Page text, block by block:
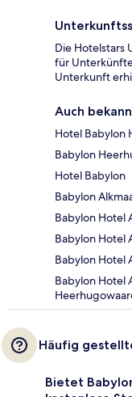
Die Hotelstars
für
Unterkunft
Auch
Hotel Babylon
Babylon
Hotel Babylon
Babylon
Babylon Hotel
Babylon Hotel
Babylon Hotel
Babylon Hotel
Häufig
Bietet